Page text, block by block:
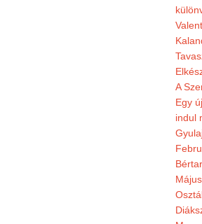
A
Egy
indul